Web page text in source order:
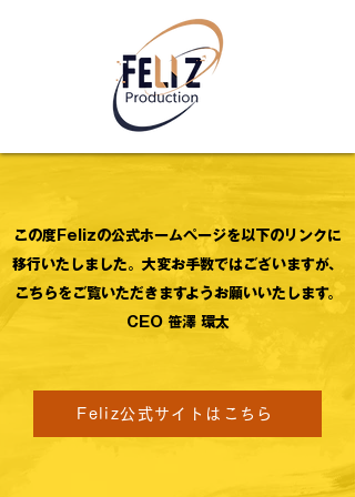
この度Felizの公式ホームページを以下のリンクに
移行いたしました。 大変お手数ではございますが、
こちらをご覧いただきますようお願いいたします。
CEO 笹澤 環太
Feliz公式サイトはこちら